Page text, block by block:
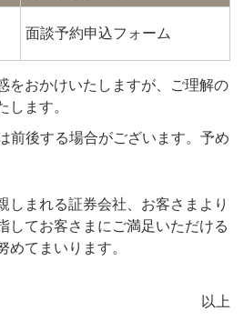
面談予約申込フォーム
をおかけいたしますが、ご理解の
します。
前後する場合がございます。予め
しまれる証券会社、お客さまより
してお客さまにご満足いただける
めてまいります。
以上